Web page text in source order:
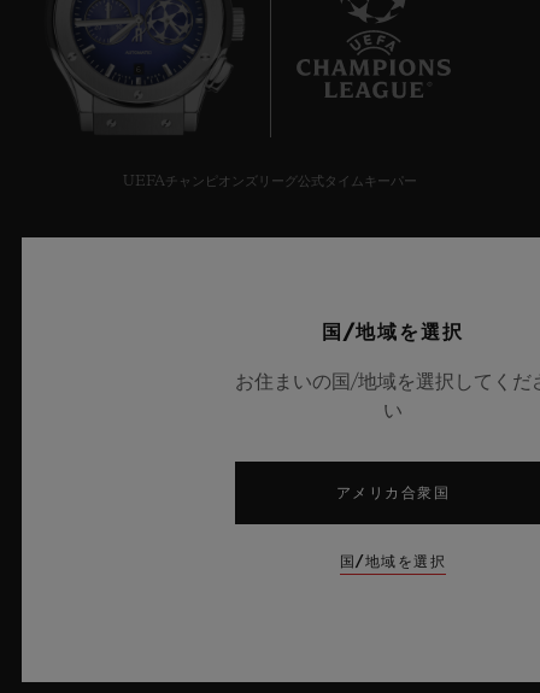
UEFAチャンピオンズリーグ公式タイムキーパー
国/地域を選択
お住まいの国/地域を選択してくだ
い
アメリカ合衆国
国/地域を選択